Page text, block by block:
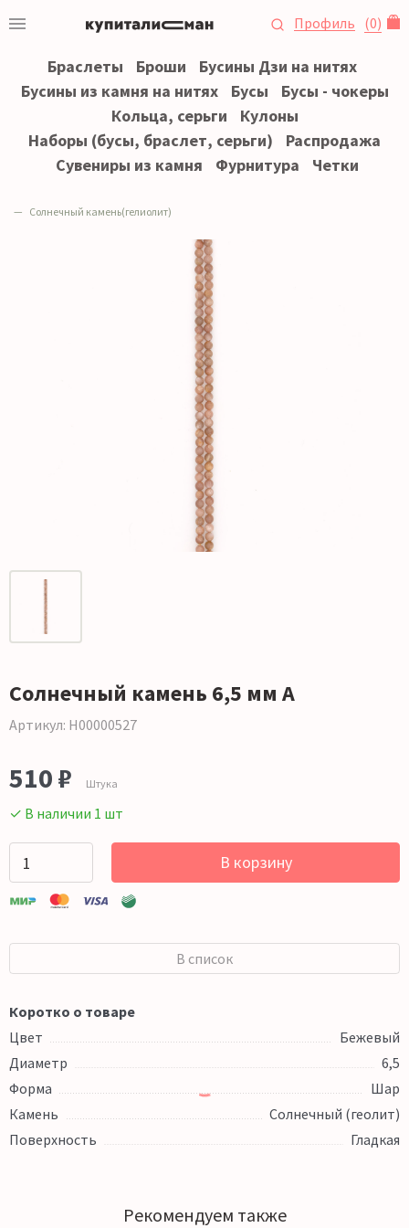
Профиль (0)
Браслеты Броши
Бусины Дзи на нитях
Бусины из камня на нитях
Бусы
Бусы - чокеры
Кольца, серьги
Кулоны
Наборы (бусы, браслет, серьги)
Распродажа
Сувениры из камня
Фурнитура Четки
Солнечный камень(гелиолит)
Солнечный камень 6,5 мм А
Артикул: Н00000527
510 ₽ Штука
✓ В наличии 1 шт
В корзину
В список
Коротко о товаре
Цвет
Бежевый
Диаметр
6,5
Форма
Шар
Камень
Солнечный (геолит)
Поверхность
Гладкая
Рекомендуем также